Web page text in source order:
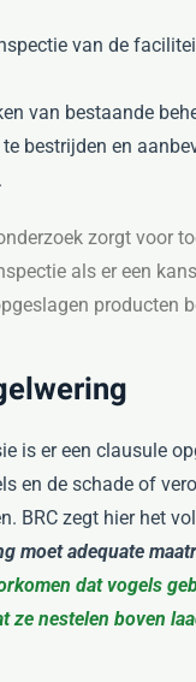
van de
van bestaande
bestrijden en
zorgt voor
als er een
producten
is er een clausule
en de schade of
BRC zegt hier het
moet adequate
dat vogels
ze nestelen boven